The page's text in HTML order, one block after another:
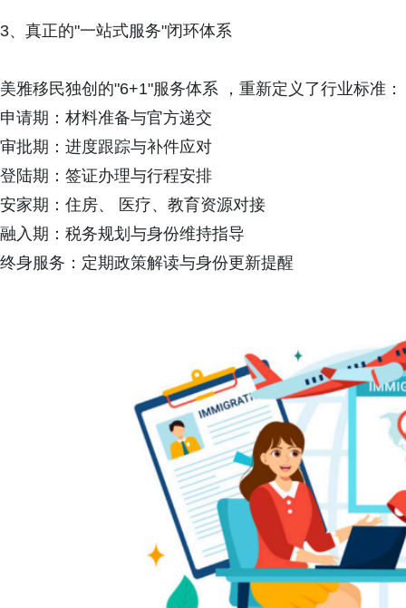
3、真正的"一站式服务"闭环体系
美雅移民独创的"6+1"服务体系 ，重新定义了行业标准
申请期：材料准备与官方递交
审批期：进度跟踪与补件应对
登陆期：签证办理与行程安排
安家期：住房、 医疗、教育资源对接
融入期：税务规划与身份维持指导
终身服务：定期政策解读与身份更新提醒